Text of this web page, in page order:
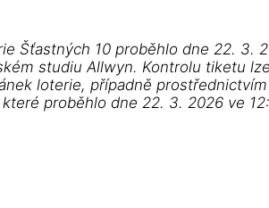
Šťastných 10 proběhlo dne 22. 3.
studiu Allwyn. Kontrolu tiketu
loterie, případně
proběhlo dne 22. 3. 2026 ve